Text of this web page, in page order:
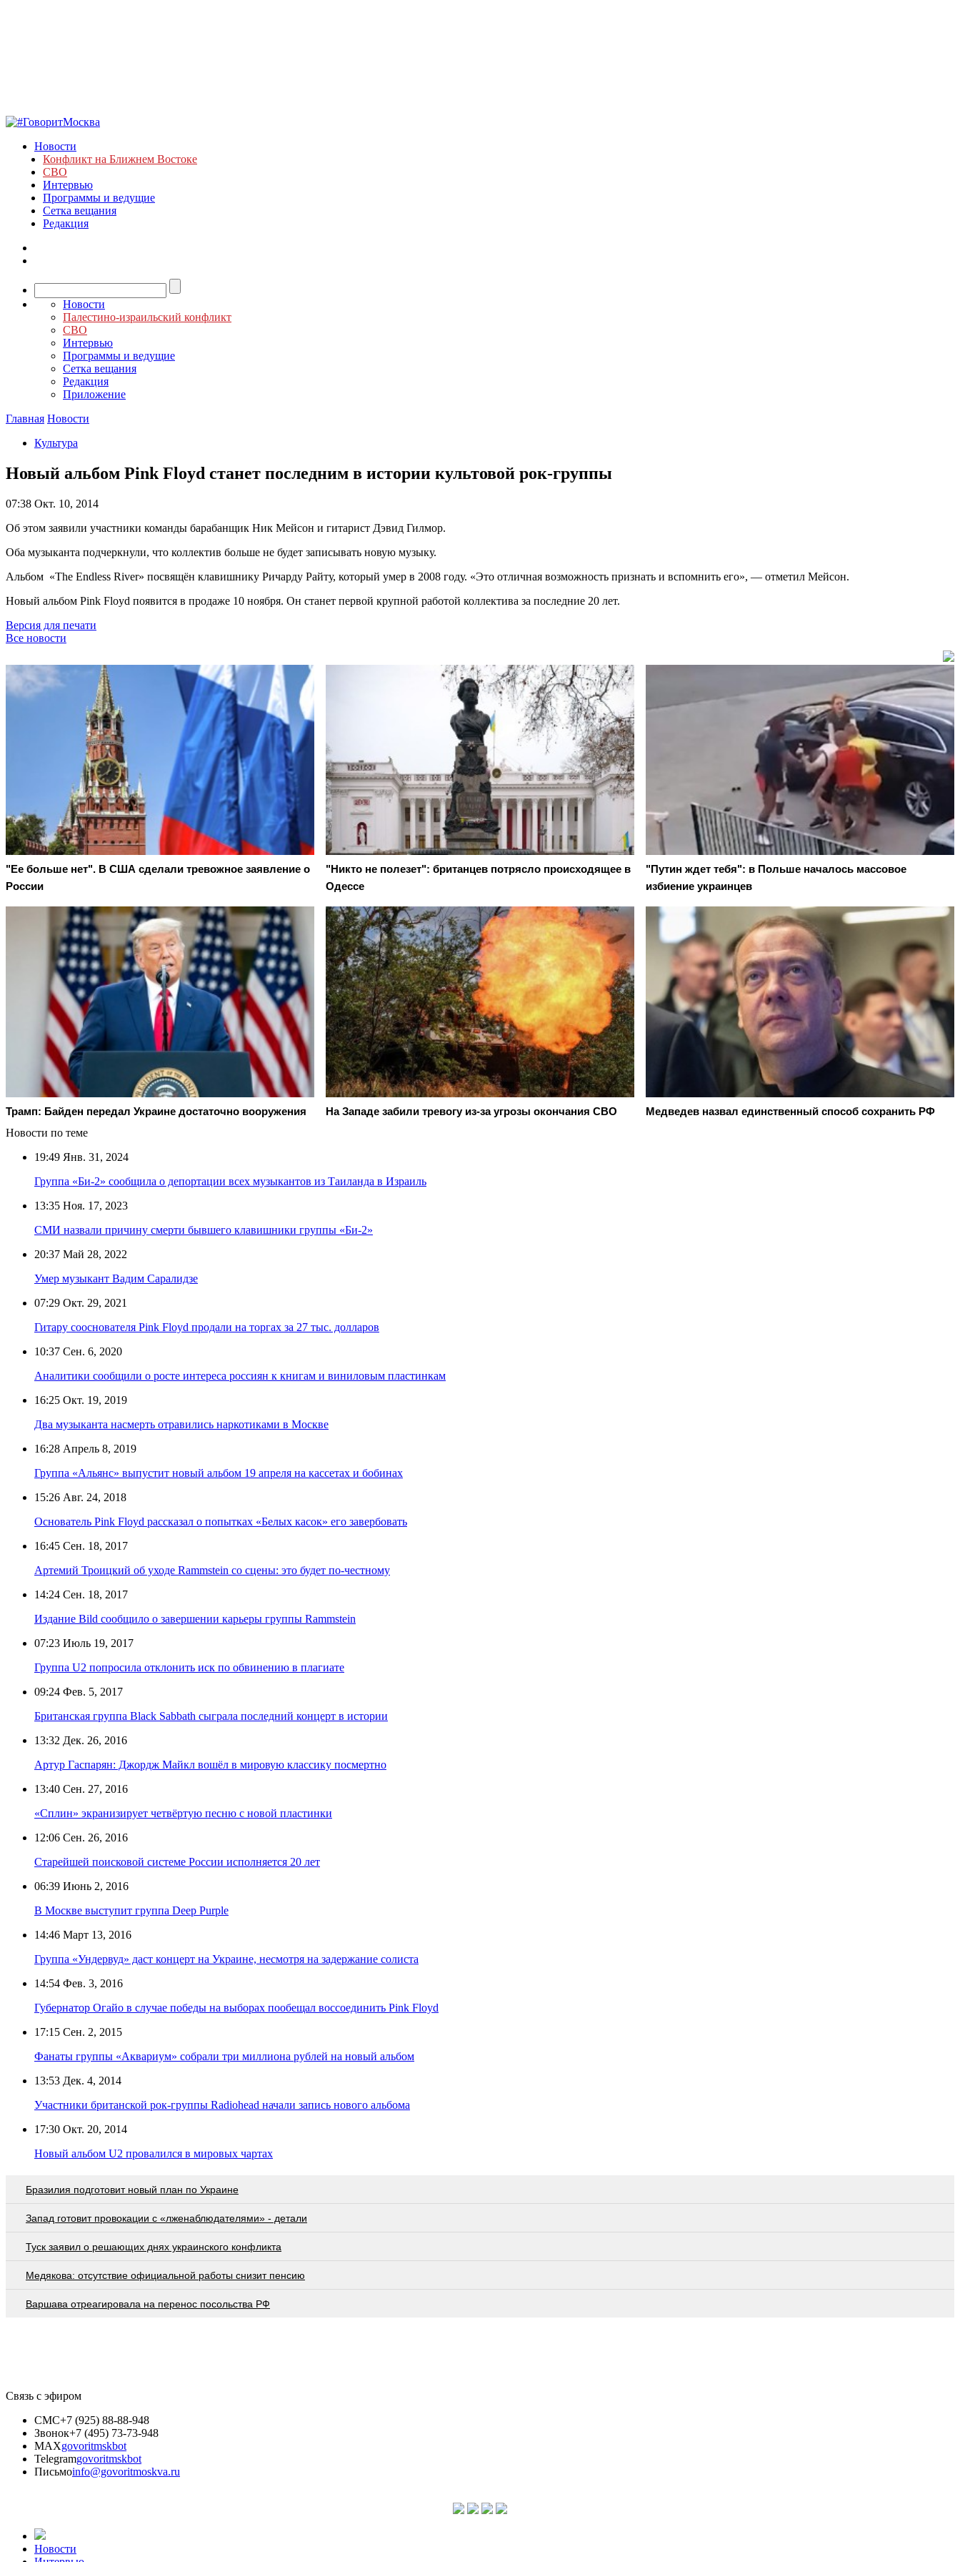
Новости
Конфликт на Ближнем Востоке
СВО
Интервью
Программы и ведущие
Сетка вещания
Редакция
Новости
Палестино-израильский конфликт
СВО
Интервью
Программы и ведущие
Сетка вещания
Редакция
Приложение
Главная Новости
Культура
Новый альбом Pink Floyd станет последним в истории культовой рок-группы
07:38 Окт. 10, 2014
Об этом заявили участники команды барабанщик Ник Мейсон и гитарист Дэвид Гилмор.
Оба музыканта подчеркнули, что коллектив больше не будет записывать новую музыку.
Альбом «The Endless River» посвящён клавишнику Ричарду Райту, который умер в 2008 году. «Это отличная возможность признать и вспомнить его», — отметил Мейсон.
Новый альбом Pink Floyd появится в продаже 10 ноября. Он станет первой крупной работой коллектива за последние 20 лет.
Версия для печати
Все новости
"Ее больше нет". В США сделали тревожное заявление о
России
"Никто не полезет": британцев потрясло происходящее в
Одессе
"Путин ждет тебя": в Польше началось массовое
избиение украинцев
Трамп: Байден передал Украине достаточно вооружения На Западе забили тревогу из-за угрозы окончания СВО
Медведев назвал единственный способ сохранить РФ
Новости по теме
19:49 Янв. 31, 2024
Группа «Би-2» сообщила о депортации всех музыкантов из Таиланда в Израиль
13:35 Ноя. 17, 2023
СМИ назвали причину смерти бывшего клавишники группы «Би-2»
20:37 Май 28, 2022
Умер музыкант Вадим Саралидзе
07:29 Окт. 29, 2021
Гитару сооснователя Pink Floyd продали на торгах за 27 тыс. долларов
10:37 Сен. 6, 2020
Аналитики сообщили о росте интереса россиян к книгам и виниловым пластинкам
16:25 Окт. 19, 2019
Два музыканта насмерть отравились наркотиками в Москве
16:28 Апрель 8, 2019
Группа «Альянс» выпустит новый альбом 19 апреля на кассетах и бобинах
15:26 Авг. 24, 2018
Основатель Pink Floyd рассказал о попытках «Белых касок» его завербовать
16:45 Сен. 18, 2017
Артемий Троицкий об уходе Rammstein со сцены: это будет по-честному
14:24 Сен. 18, 2017
Издание Bild сообщило о завершении карьеры группы Rammstein
07:23 Июль 19, 2017
Группа U2 попросила отклонить иск по обвинению в плагиате
09:24 Фев. 5, 2017
Британская группа Black Sabbath сыграла последний концерт в истории
13:32 Дек. 26, 2016
Артур Гаспарян: Джордж Майкл вошёл в мировую классику посмертно
13:40 Сен. 27, 2016
«Сплин» экранизирует четвёртую песню с новой пластинки
12:06 Сен. 26, 2016
Старейшей поисковой системе России исполняется 20 лет
06:39 Июнь 2, 2016
В Москве выступит группа Deep Purple
14:46 Март 13, 2016
Группа «Ундервуд» даст концерт на Украине, несмотря на задержание солиста
14:54 Фев. 3, 2016
Губернатор Огайо в случае победы на выборах пообещал воссоединить Pink Floyd
17:15 Сен. 2, 2015
Фанаты группы «Аквариум» собрали три миллиона рублей на новый альбом
13:53 Дек. 4, 2014
Участники британской рок-группы Radiohead начали запись нового альбома
17:30 Окт. 20, 2014
Новый альбом U2 провалился в мировых чартах
Бразилия подготовит новый план по Украине
Запад готовит провокации с «лженаблюдателями» - детали
Туск заявил о решающих днях украинского конфликта
Медякова: отсутствие официальной работы снизит пенсию
Варшава отреагировала на перенос посольства РФ
Связь с эфиром
СМС+7 (925) 88-88-948
Звонок+7 (495) 73-73-948
MAXgovoritmskbot
Telegramgovoritmskbot
Письмоinfo@govoritmoskva.ru
Новости